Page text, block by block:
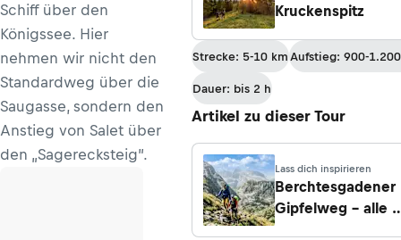
Schiff über den
Königssee. Hier
nehmen wir nicht den
Standardweg über die
Saugasse, sondern den
Anstieg von Salet über
den „Sagerecksteig”.
Kruckenspitz
Strecke: 5-10 km Aufstieg: 900-
Dauer: bis 2 h
Artikel zu dieser Tour
Lass dich inspirieren
Berchtesgadener
Gipfelweg – alle 6